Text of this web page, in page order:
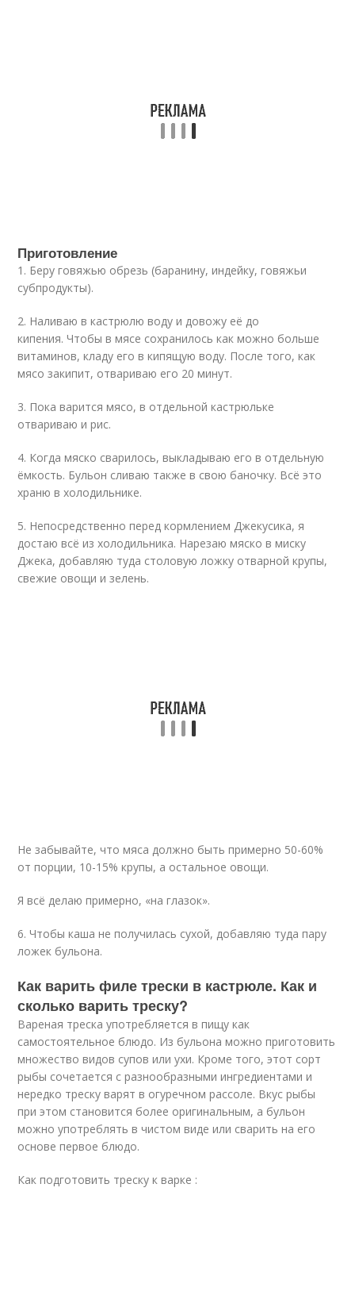
Приготовление
1. Беру говяжью обрезь (баранину, индейку, говяжьи
субпродукты).
2. Наливаю в кастрюлю воду и довожу её до
кипения. Чтобы в мясе сохранилось как можно больше
витаминов, кладу его в кипящую воду. После того, как
мясо закипит, отвариваю его 20 минут.
3. Пока варится мясо, в отдельной кастрюльке
отвариваю и рис.
4. Когда мяско сварилось, выкладываю его в отдельную
ёмкость. Бульон сливаю также в свою баночку. Всё это
храню в холодильнике.
5. Непосредственно перед кормлением Джекусика, я
достаю всё из холодильника. Нарезаю мяско в миску
Джека, добавляю туда столовую ложку отварной крупы,
свежие овощи и зелень.
Не забывайте, что мяса должно быть примерно 50-60%
от порции, 10-15% крупы, а остальное овощи.
Я всё делаю примерно, «на глазок».
6. Чтобы каша не получилась сухой, добавляю туда пару
ложек бульона.
Как варить филе трески в кастрюле. Как и
сколько варить треску?
Вареная треска употребляется в пищу как
самостоятельное блюдо. Из бульона можно приготовить
множество видов супов или ухи. Кроме того, этот сорт
рыбы сочетается с разнообразными ингредиентами и
нередко треску варят в огуречном рассоле. Вкус рыбы
при этом становится более оригинальным, а бульон
можно употреблять в чистом виде или сварить на его
основе первое блюдо.
Как подготовить треску к варке :